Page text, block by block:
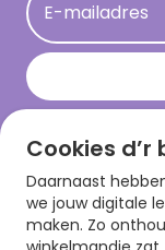
Persberichten
Hallmark en
E-mailadres
Download
Cookies d’r
Daarnaast
we jouw digitale
maken. Zo